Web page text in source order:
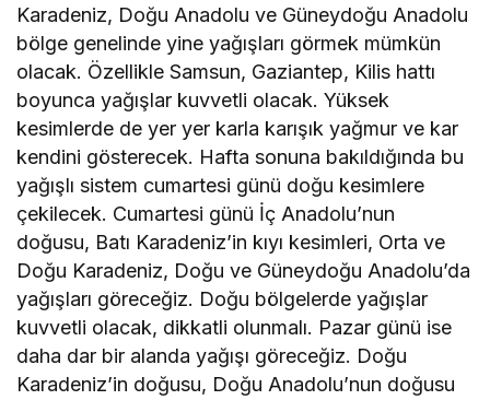
Karadeniz, Doğu Anadolu ve Güneydoğu Anadolu
bölge genelinde yine yağışları görmek mümkün
olacak. Özellikle Samsun, Gaziantep, Kilis hattı
boyunca yağışlar kuvvetli olacak. Yüksek
kesimlerde de yer yer karla karışık yağmur ve kar
kendini gösterecek. Hafta sonuna bakıldığında bu
yağışlı sistem cumartesi günü doğu kesimlere
çekilecek. Cumartesi günü İç Anadolu’nun
doğusu, Batı Karadeniz’in kıyı kesimleri, Orta ve
Doğu Karadeniz, Doğu ve Güneydoğu Anadolu’da
yağışları göreceğiz. Doğu bölgelerde yağışlar
kuvvetli olacak, dikkatli olunmalı. Pazar günü ise
daha dar bir alanda yağışı göreceğiz. Doğu
Karadeniz’in doğusu, Doğu Anadolu’nun doğusu